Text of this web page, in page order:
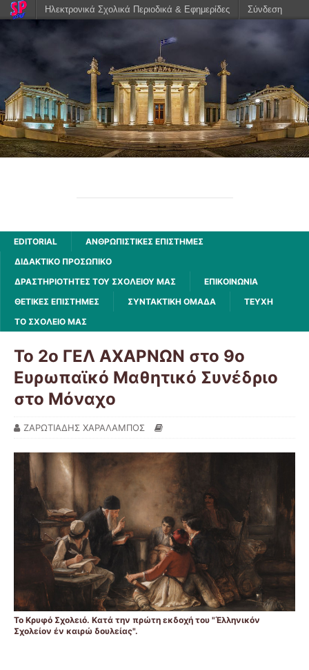
EDITORIAL
ΑΝΘΡΩΠΙΣΤΙΚΈΣ ΕΠΙΣΤΉΜΕΣ
ΔΙΔΑΚΤΙΚΟ ΠΡΟΣΩΠΙΚΟ
ΔΡΑΣΤΗΡΙΌΤΗΤΕΣ ΤΟΥ ΣΧΟΛΕΊΟΥ ΜΑΣ
ΕΠΙΚΟΙΝΩΝΙΑ
ΘΕΤΙΚΈΣ ΕΠΙΣΤΉΜΕΣ
ΣΥΝΤΑΚΤΙΚΗ ΟΜΑΔΑ
ΤΕΥΧΗ
ΤΟ ΣΧΟΛΕΙΟ ΜΑΣ
To 2ο ΓΕΛ ΑΧΑΡΝΩΝ στο 9ο
Ευρωπαϊκό Μαθητικό Συνέδριο
στο Μόναχο
ΖΑΡΩΤΙΑΔΗΣ ΧΑΡΑΛΑΜΠΟΣ
Το Κρυφό Σχολειό. Κατά την πρώτη εκδοχή του "Έλληνικόν
Σχολείον έν καιρώ δουλείας".
Ηλεκτρονικά Σχολικά Περιοδικά & Εφημερίδες Σύνδεση